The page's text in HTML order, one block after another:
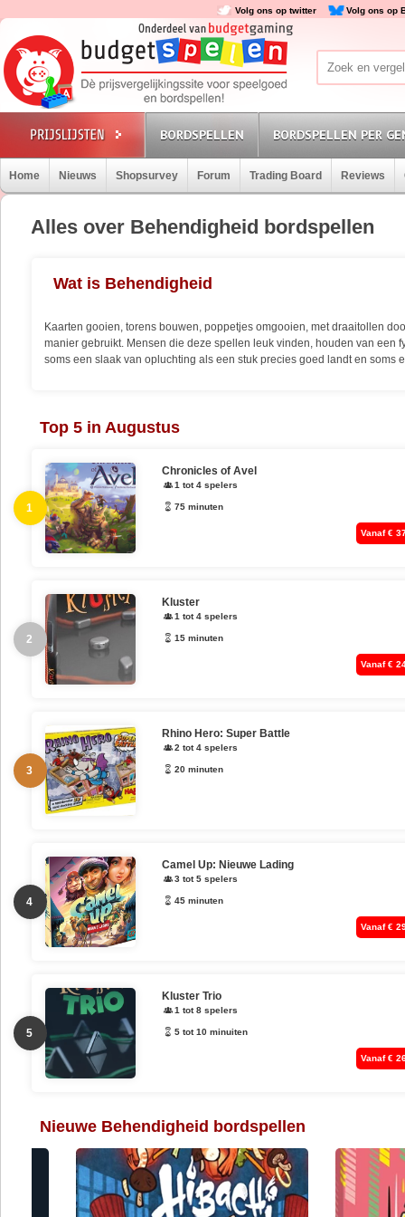
Volg ons op twitter Volg ons op
BORDSPELLEN BORDSPELLEN PER
Home Nieuws Shopsurvey Forum Trading Board Reviews
Alles over Behendigheid bordspellen
Wat is Behendigheid
Kaarten gooien, torens bouwen, poppetjes omgooien, met draaitollen
manier gebruikt. Mensen die deze spellen leuk vinden, houden van
soms een slaak van opluchting als een stuk precies goed landt en
Top 5 in Augustus
1
Chronicles of Avel
1 tot 4 spelers
75 minuten
Vanaf €
2
Kluster
1 tot 4 spelers
15 minuten
Vanaf €
3
Rhino Hero: Super Battle
2 tot 4 spelers
20 minuten
4
Camel Up: Nieuwe Lading
3 tot 5 spelers
45 minuten
Vanaf €
5
Kluster Trio
1 tot 8 spelers
5 tot 10 minuiten
Vanaf €
Nieuwe Behendigheid bordspellen